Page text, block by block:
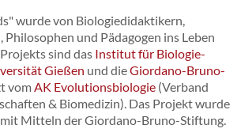
wurde von Biologiedidaktikern,
und Pädagogen ins Leben
sind das Institut für Biologie-
Gießen und dieGiordano-Bruno-
vom AK Evolutionsbiologie (Verband
& Biomedizin). Das Projekt wurde
Mitteln der Giordano-Bruno-Stiftung.